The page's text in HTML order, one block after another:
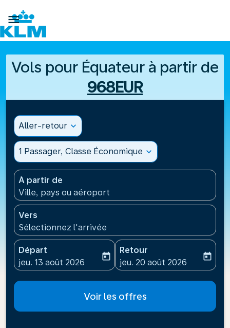

Vols pour Équateur à partir de
968EUR
Aller-retour expand_more
1 Passager, Classe Économique expand_more
À partir de
Ville, pays ou aéroport
Vers
Sélectionnez l'arrivée
Départ
fc-booking-departure-date-aria-label
jeu. 13 août 2026
today
Retour
fc-booking-return-date-
jeu. 20 août 2026
today
Voir les offres